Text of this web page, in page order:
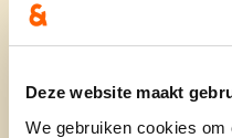
Deze website maakt
We gebruiken cookies